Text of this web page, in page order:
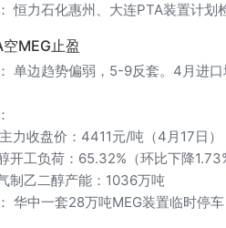
： 恒力石化惠州、大连PTA装置计划
MEG止盈
： 单边趋势偏弱，5-9反套。4月进
：
力收盘价：4411元/吨（4月17日）
开工负荷：65.32%（环比下降
制乙二醇产能：1036万吨
： 华中一套28万吨MEG装置临时停车